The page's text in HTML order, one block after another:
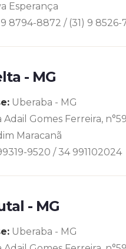
Esperança
9 8794-8872 / (31) 9 8526-
- MG
Uberaba - MG
Adail Gomes Ferreira,
Maracanã
9520 / 34 991102024
- MG
Uberaba - MG